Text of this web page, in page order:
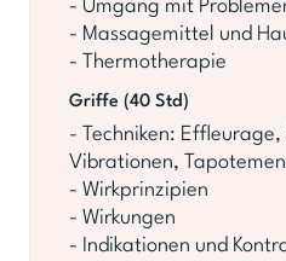
- Umgang mit
- Massagemittel und
- Thermotherapie
Griffe (40 Std)
- Techniken:
Vibrationen,
- Wirkprinzipien
- Wirkungen
- Indikationen und